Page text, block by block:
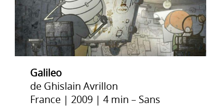
Galileo
de Ghislain Avrillon
France | 2009 | 4 min – Sans